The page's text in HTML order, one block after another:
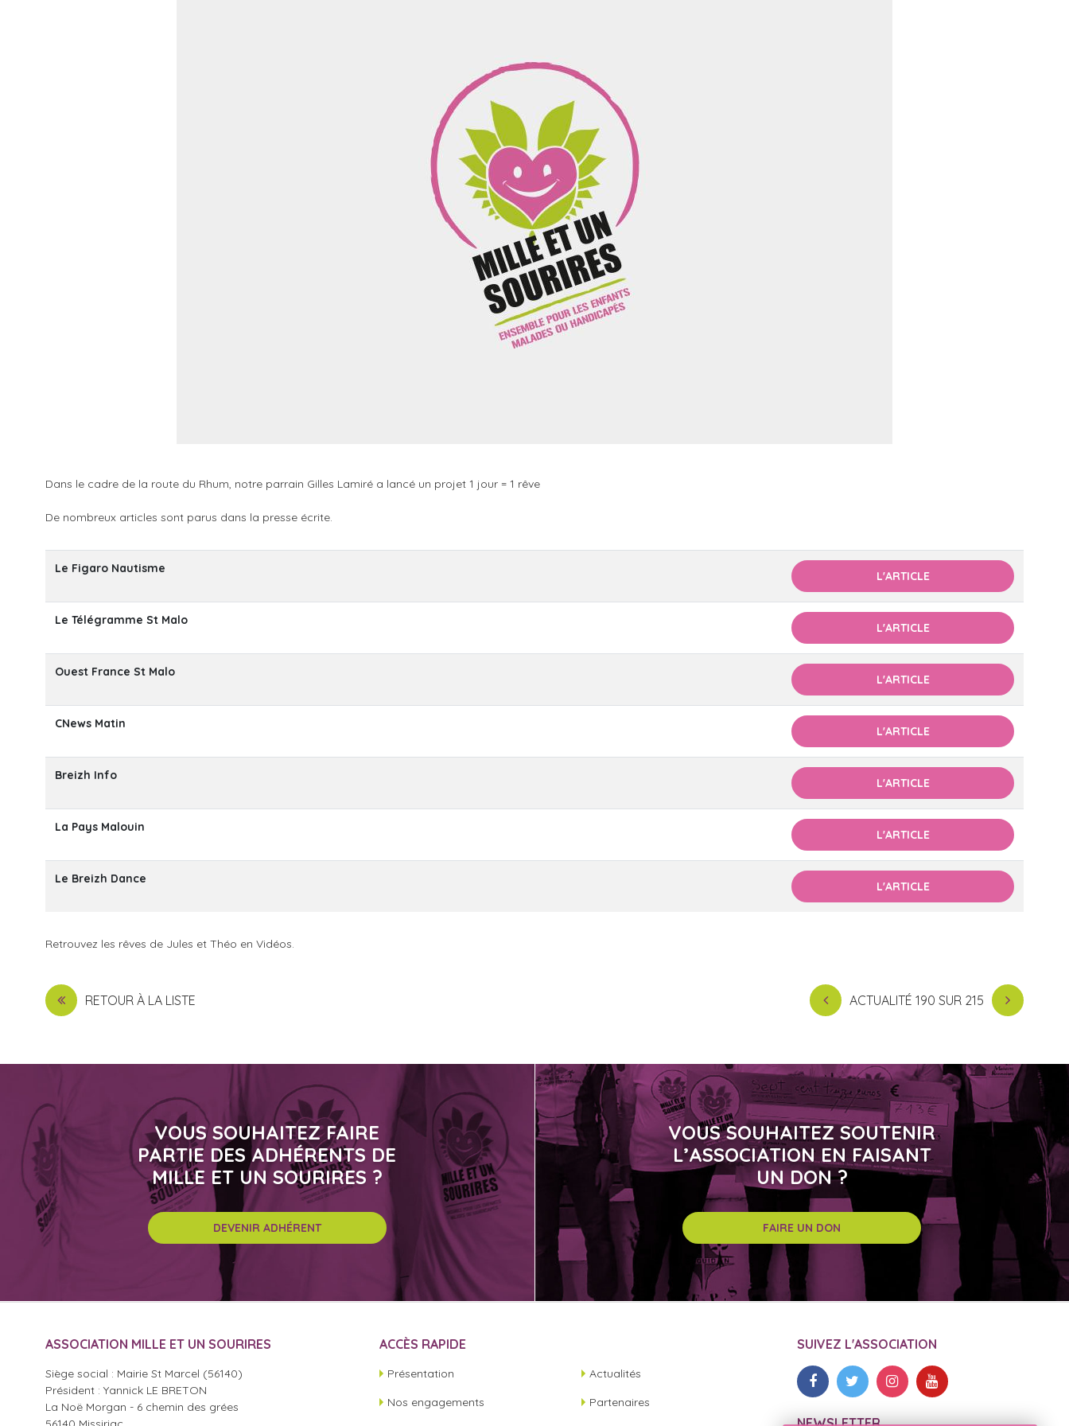
Dans le cadre de la route du Rhum, notre parrain Gilles Lamiré a lancé un projet 1 jour = 1 rêve
De nombreux articles sont parus dans la presse écrite.
Le Figaro Nautisme
L'ARTICLE
Le Télégramme St Malo
L'ARTICLE
Ouest France St Malo
L'ARTICLE
CNews Matin
L'ARTICLE
Breizh Info
L'ARTICLE
La Pays Malouin
L'ARTICLE
Le Breizh Dance
L'ARTICLE
Retrouvez les rêves de Jules et Théo en Vidéos.
RETOUR À LA LISTE ACTUALITÉ 190 SUR 215
VOUS SOUHAITEZ FAIRE
PARTIE DES ADHÉRENTS DE
MILLE ET UN SOURIRES ?
DEVENIR ADHÉRENT
VOUS SOUHAITEZ SOUTENIR
L’ASSOCIATION EN FAISANT
UN DON ?
FAIRE UN DON
ASSOCIATION MILLE ET UN SOURIRES
Siège social : Mairie St Marcel (56140)
Président : Yannick LE BRETON
La Noë Morgan - 6 chemin des grées
ACCÈS RAPIDE
Présentation
Actualités
Nos engagements
Partenaires
SUIVEZ L'ASSOCIATION